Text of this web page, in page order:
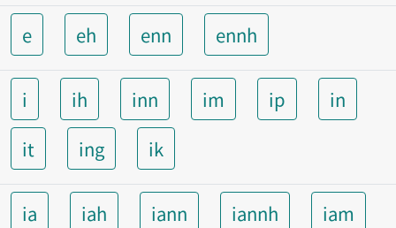
e eh enn ennh
i ih inn im ip
in
it
ing ik
ia iah iann iannh
iam